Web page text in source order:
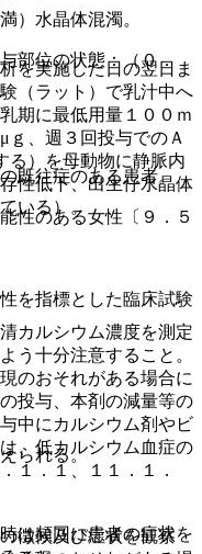
を実施した日の翌日ま
（ラット）で乳汁中へ
期に最低用量１００ｍ
ｇ、週３回投与でのＡ
る）を母動物に静脈内
性低下、出生仔水晶体
いる）。
を指標とした臨床試験
られる。
徴候及び症状を観察
）水晶体混濁。
部位の状態：（０．
既往症のある患者。
性のある女性〔９．５
カルシウム濃度を測定
う十分注意すること。
のおそれがある場合に
投与、本剤の減量等の
中にカルシウム剤やビ
、低カルシウム血症の
１．１、１１．１．
は頻回に患者の症状を